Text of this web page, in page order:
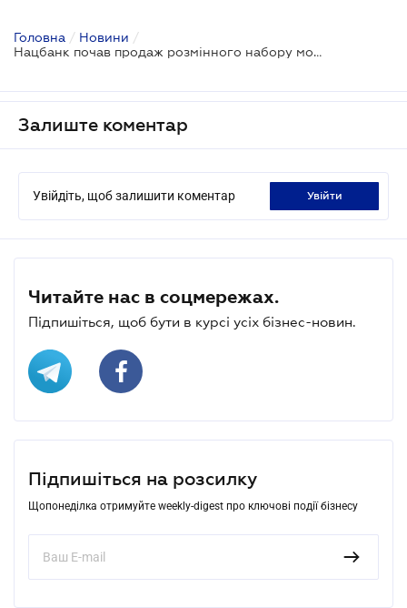
Головна / Новини /
Нацбанк почав продаж розмінного набору монет
Залиште коментар
Увійдіть, щоб залишити коментар увійти
Читайте нас в соцмережах.
Підпишіться, щоб бути в курсі усіх бізнес-новин.
Підпишіться на розсилку
Щопонеділка отримуйте weekly-digest про ключові події бізнесу